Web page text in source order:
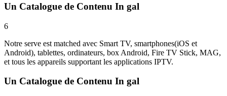
Un Catalogue de Contenu In gal
6
Notre serve est matched avec Smart TV, smartphones(iOS et
Android), tablettes, ordinateurs, box Android, Fire TV Stick, MAG,
et tous les appareils supportant les applications IPTV.
Un Catalogue de Contenu In gal